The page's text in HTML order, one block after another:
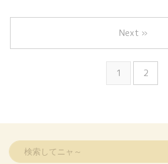
っこい
製ファンタジーの傑作として多く
の読者に愛され続けています。本
であり、美しい世界観と深いテー
マ性が特徴です。物語の中心には
「光と闇」という価値観の対立が
描かれ、主人公の稚羽矢や狭也と
ています。さらに、物語には『古
要素が随所に取り入れられ、読者
を神話の世界へと誘います。 こ
生その
王やラ
のか？
く考察
正体や
を読み
る意
論の
1 2
Next »